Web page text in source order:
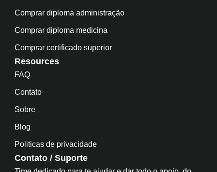
Comprar diploma administração
Comprar diploma medicina
Comprar certificado superior
Resources
FAQ
Contato
Sobre
Blog
Politicas de privacidade
Contato / Suporte